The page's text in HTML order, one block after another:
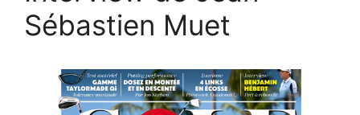
Sébastien Muet